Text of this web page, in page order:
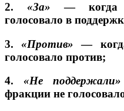
2.
«За» — когда
голосовало в
3.
«Против» —
голосовало против;
4.
«Не поддержали»
фракции не